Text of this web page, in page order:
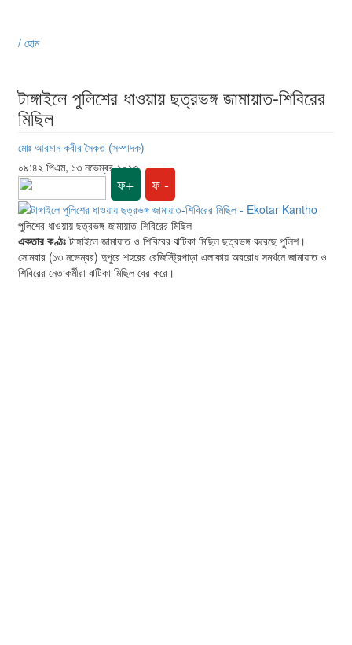
/ হোম
টাঙ্গাইলে পুলিশের ধাওয়ায় ছত্রভঙ্গ জামায়াত-শিবিরের
মিছিল
মোঃ আরমান কবীর সৈকত (সম্পাদক)
০৯:৪২ পিএম, ১৩ নভেম্বর ২০২৩
ফ+ ফ -
পুলিশের ধাওয়ায় ছত্রভঙ্গ জামায়াত-শিবিরের মিছিল
একতার কণ্ঠঃটাঙ্গাইলে জামায়াত ও শিবিরের ঝটিকা মিছিল ছত্রভঙ্গ করেছে পুলিশ।
সোমবার (১৩ নভেম্বর) দুপুরে শহরের রেজিস্ট্রিপাড়া এলাকায় অবরোধ সমর্থনে জামায়াত ও
শিবিরের নেতাকর্মীরা ঝটিকা মিছিল বের করে।